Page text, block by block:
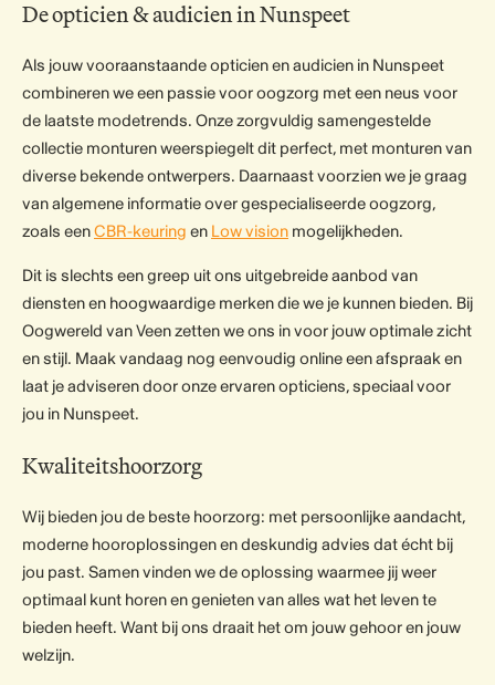
De opticien & audicien in Nunspeet
Als jouw vooraanstaande opticien en audicien in Nunspeet
combineren we een passie voor oogzorg met een neus voor
de laatste modetrends. Onze zorgvuldig samengestelde
collectie monturen weerspiegelt dit perfect, met monturen van
diverse bekende ontwerpers. Daarnaast voorzien we je graag
van algemene informatie over gespecialiseerde oogzorg,
zoals eenCBR-keuring en Low vision mogelijkheden.
Dit is slechts een greep uit ons uitgebreide aanbod van
diensten en hoogwaardige merken die we je kunnen bieden. Bij
Oogwereld van Veen zetten we ons in voor jouw optimale zicht
en stijl. Maak vandaag nog eenvoudig online een afspraak en
laat je adviseren door onze ervaren opticiens, speciaal voor
jou in Nunspeet.
Kwaliteitshoorzorg
Wij bieden jou de beste hoorzorg: met persoonlijke aandacht,
moderne hooroplossingen en deskundig advies dat écht bij
jou past. Samen vinden we de oplossing waarmee jij weer
optimaal kunt horen en genieten van alles wat het leven te
bieden heeft. Want bij ons draait het om jouw gehoor en jouw
welzijn.